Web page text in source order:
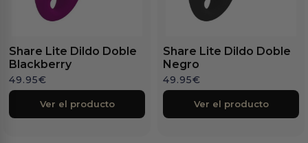
Share Lite Dildo Doble
Blackberry
49.95€
Ver el producto
Share Lite Dildo Doble
Negro
49.95€
Ver el producto